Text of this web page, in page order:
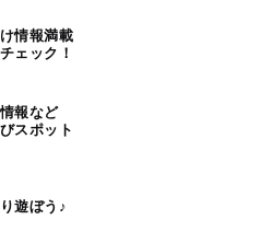
情報満載
ェック！
報など
スポット
遊ぼう♪